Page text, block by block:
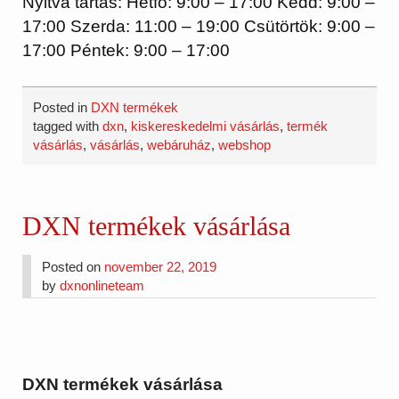
17:00 Szerda: 11:00 – 19:00 Csütörtök: 9:00 –
17:00 Péntek: 9:00 – 17:00
Posted in DXN termékek
tagged withdxn, kiskereskedelmi vásárlás,termék
vásárlás,vásárlás,webáruház,webshop
DXN termékek vásárlása
Posted on november 22, 2019
bydxnonlineteam
DXN termékek vásárlása